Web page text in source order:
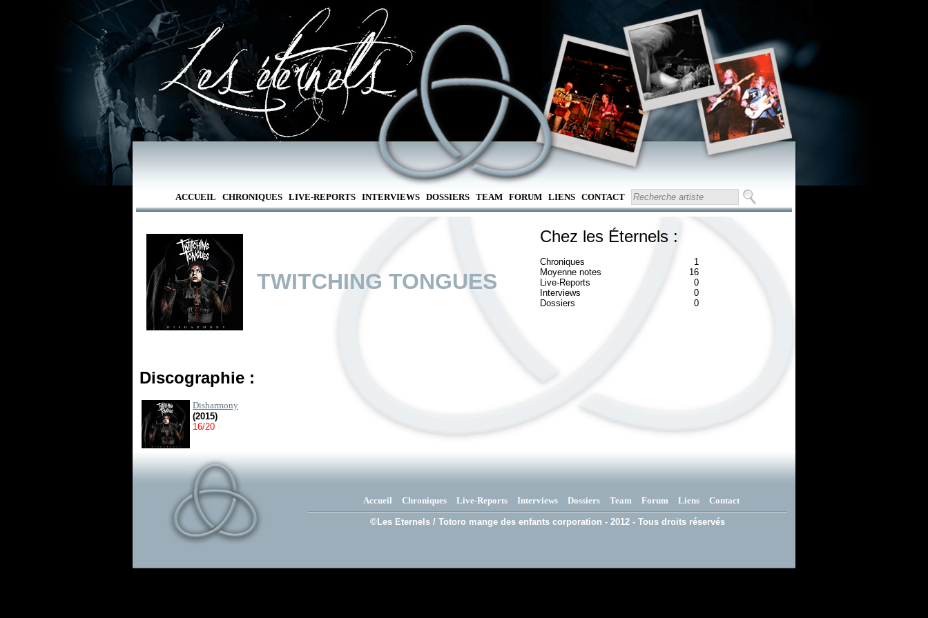
ACCUEIL CHRONIQUES LIVE-REPORTS INTERVIEWS DOSSIERS TEAM FORUM LIENS CONTACT
TWITCHING TONGUES
Chez les Éternels :
Chroniques
1
Moyenne notes
16
Live-Reports
0
Interviews
0
Dossiers
0
Discographie :
Disharmony
(2015)
16/20
Accueil Chroniques Live-Reports Interviews Dossiers Team Forum Liens Contact
©Les Eternels / Totoro mange des enfants corporation - 2012 - Tous droits réservés